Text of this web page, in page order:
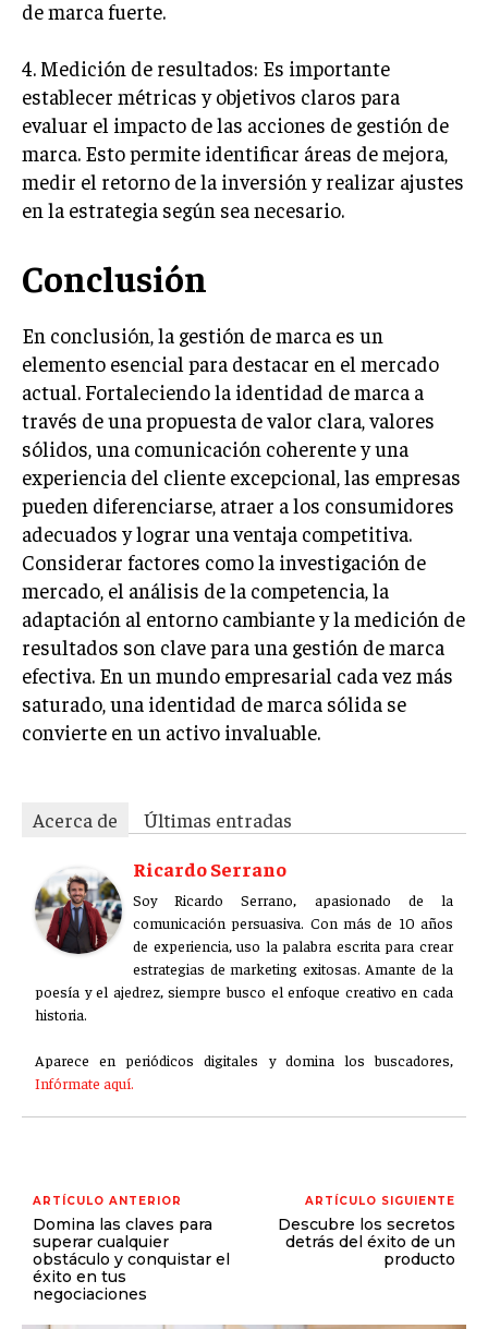
ÉTICA EMPRESARIAL Y RESPONSABILIDAD
Acerca de Últimas entradas
Soy Ricardo Serrano, apasionado de la
comunicación persuasiva. Con más de 10 años de
estrategias de marketing exitosas. Amante de la
poesía y el ajedrez, siempre busco el enfoque creativo en cada
Aparece en periódicos digitales y domina los buscadores,
Infórmate aquí.
de marca fuerte.
4. Medición de resultados: Es importante
establecer métricas y objetivos claros para
evaluar el impacto de las acciones de gestión de
marca. Esto permite identificar áreas de mejora,
medir el retorno de la inversión y realizar ajustes
en la estrategia según sea necesario.
Conclusión
En conclusión, la gestión de marca es un
elemento esencial para destacar en el mercado
actual. Fortaleciendo la identidad de marca a
través de una propuesta de valor clara, valores
sólidos, una comunicación coherente y una
experiencia del cliente excepcional, las empresas
pueden diferenciarse, atraer a los consumidores
adecuados y lograr una ventaja competitiva.
Considerar factores como la investigación de
mercado, el análisis de la competencia, la
adaptación al entorno cambiante y la medición de
resultados son clave para una gestión de marca
efectiva. En un mundo empresarial cada vez más
saturado, una identidad de marca sólida se
convierte en un activo invaluable.
Acerca de
Últimas entradas
Ricardo Serrano
Soy Ricardo Serrano, apasionado de la
comunicación persuasiva. Con más de 10 años
de experiencia, uso la palabra escrita para crear
estrategias de marketing exitosas. Amante de la
poesía y el ajedrez, siempre busco el enfoque creativo en cada
historia.
Aparece en periódicos digitales y domina los buscadores,
Infórmate aquí.
ARTÍCULO ANTERIOR
Domina las claves para
superar cualquier
obstáculo y conquistar el
éxito en tus
negociaciones
ARTÍCULO SIGUIENTE
Descubre los secretos
detrás del éxito de un
producto